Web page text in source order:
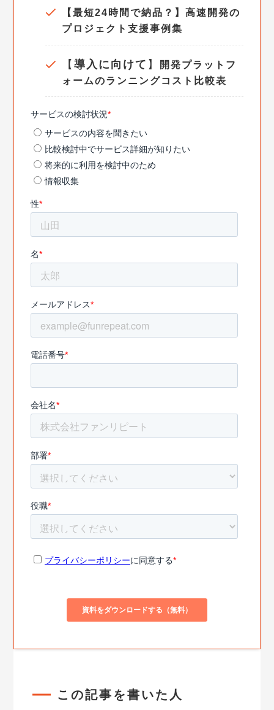
【最短24時間で納品？】高速開発の
プロジェクト支援事例集
【導入に向けて 】
開発プラットフ
ォームのランニングコスト比較表
この記事を書いた人